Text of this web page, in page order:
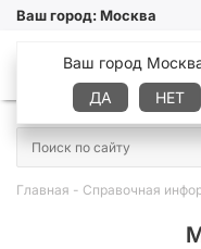
Ваш город:Москва
Ваш город
ДА
НЕТ
Главная - Справочная